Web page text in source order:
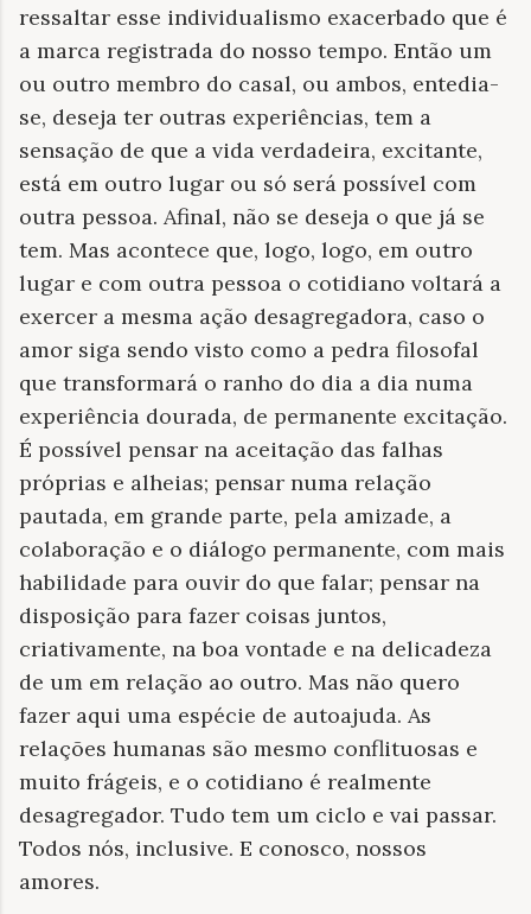
ressaltar esse individualismo exacerbado que é
a marca registrada do nosso tempo. Então um
ou outro membro do casal, ou ambos, entedia-
se, deseja ter outras experiências, tem a
sensação de que a vida verdadeira, excitante,
está em outro lugar ou só será possível com
outra pessoa. Afinal, não se deseja o que já se
tem. Mas acontece que, logo, logo, em outro
lugar e com outra pessoa o cotidiano voltará a
exercer a mesma ação desagregadora, caso o
amor siga sendo visto como a pedra filosofal
que transformará o ranho do dia a dia numa
experiência dourada, de permanente excitação.
É possível pensar na aceitação das falhas
próprias e alheias; pensar numa relação
pautada, em grande parte, pela amizade, a
colaboração e o diálogo permanente, com mais
habilidade para ouvir do que falar; pensar na
disposição para fazer coisas juntos,
criativamente, na boa vontade e na delicadeza
de um em relação ao outro. Mas não quero
fazer aqui uma espécie de autoajuda. As
relações humanas são mesmo conflituosas e
muito frágeis, e o cotidiano é realmente
desagregador. Tudo tem um ciclo e vai passar.
Todos nós, inclusive. E conosco, nossos
amores.